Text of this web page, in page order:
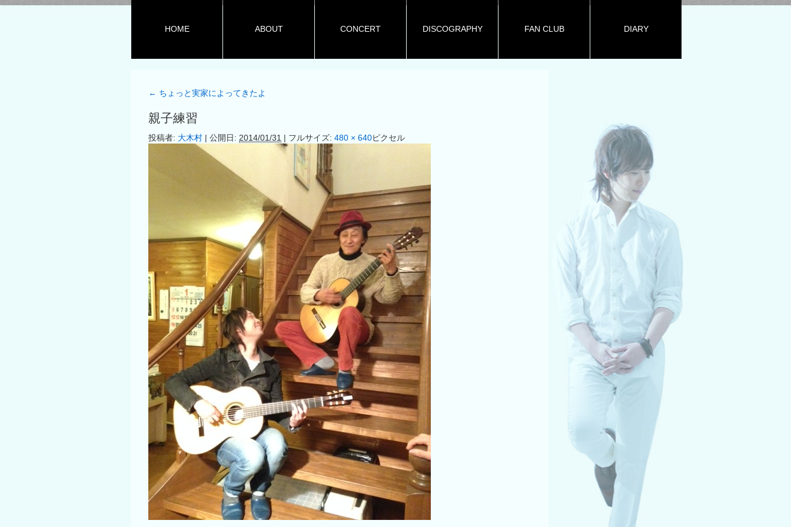
HOME ABOUT CONCERT DISCOGRAPHY FAN CLUB DIARY
← ちょっと実家によってきたよ
親子練習
投稿者: 大木村 | 公開日: 2014/01/31 | フルサイズ: 480 × 640ピクセル